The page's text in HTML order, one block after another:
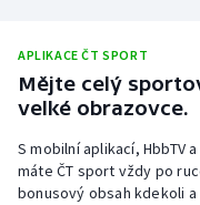
APLIKACE ČT SPORT
Mějte celý
velké obrazovce.
S mobilní aplikací, HbbTV
máte ČT sport vždy po
bonusový obsah kdekoli a